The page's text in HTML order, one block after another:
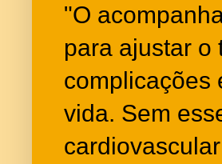
"O
para ajustar o
complicações
vida. Sem